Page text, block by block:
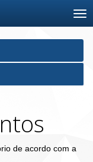
de acordo com a